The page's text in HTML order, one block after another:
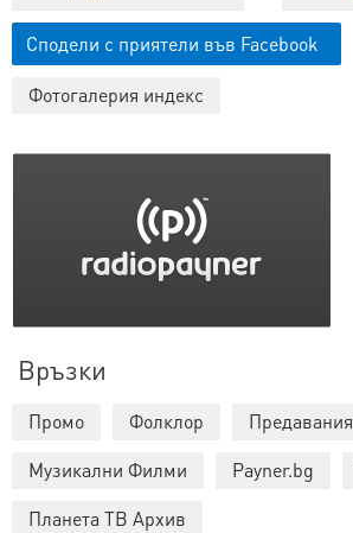
Сподели с приятели във Facebook
Фотогалерия индекс
Връзки
Промо Фолклор
Предавания
Музикални Филми
Payner.bg
Планета ТВ Архив